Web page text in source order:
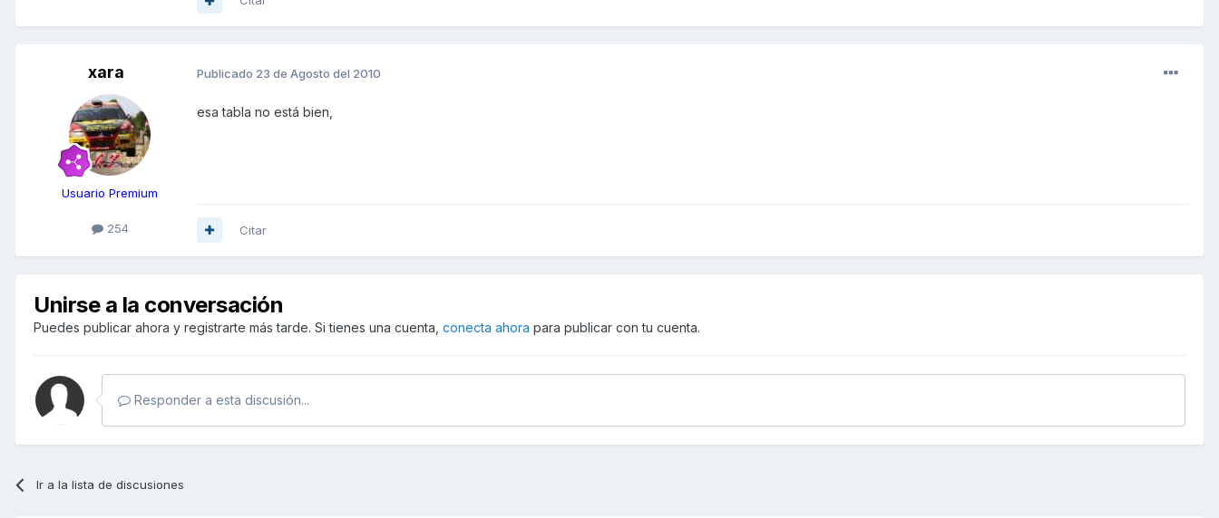
xara
Usuario Premium
254
Publicado 23 de Agosto del 2010
esa tabla no está bien,
Citar
Unirse a la conversación
Puedes publicar ahora y registrarte más tarde. Si tienes una cuenta, conecta ahora para publicar con tu cuenta.
Responder a esta discusión...
Ir a la lista de discusiones